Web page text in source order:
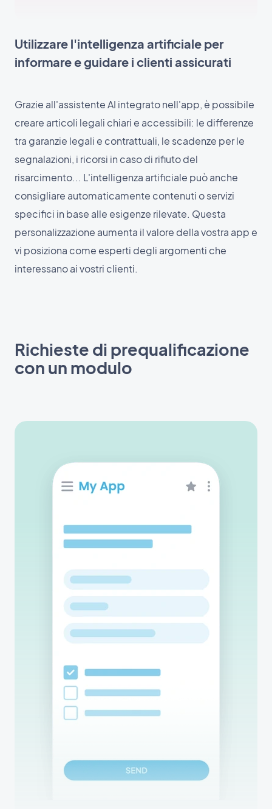
Utilizzare l'intelligenza artificiale per
informare e guidare i clienti assicurati
Grazie all'assistente AI integrato nell'app, è possibile
creare articoli legali chiari e accessibili: le differenze
tra garanzie legali e contrattuali, le scadenze per le
segnalazioni, i ricorsi in caso di rifiuto del
risarcimento... L'intelligenza artificiale può anche
consigliare automaticamente contenuti o servizi
specifici in base alle esigenze rilevate. Questa
personalizzazione aumenta il valore della vostra app e
vi posiziona come esperti degli argomenti che
interessano ai vostri clienti.
Richieste di prequalificazione
con un modulo